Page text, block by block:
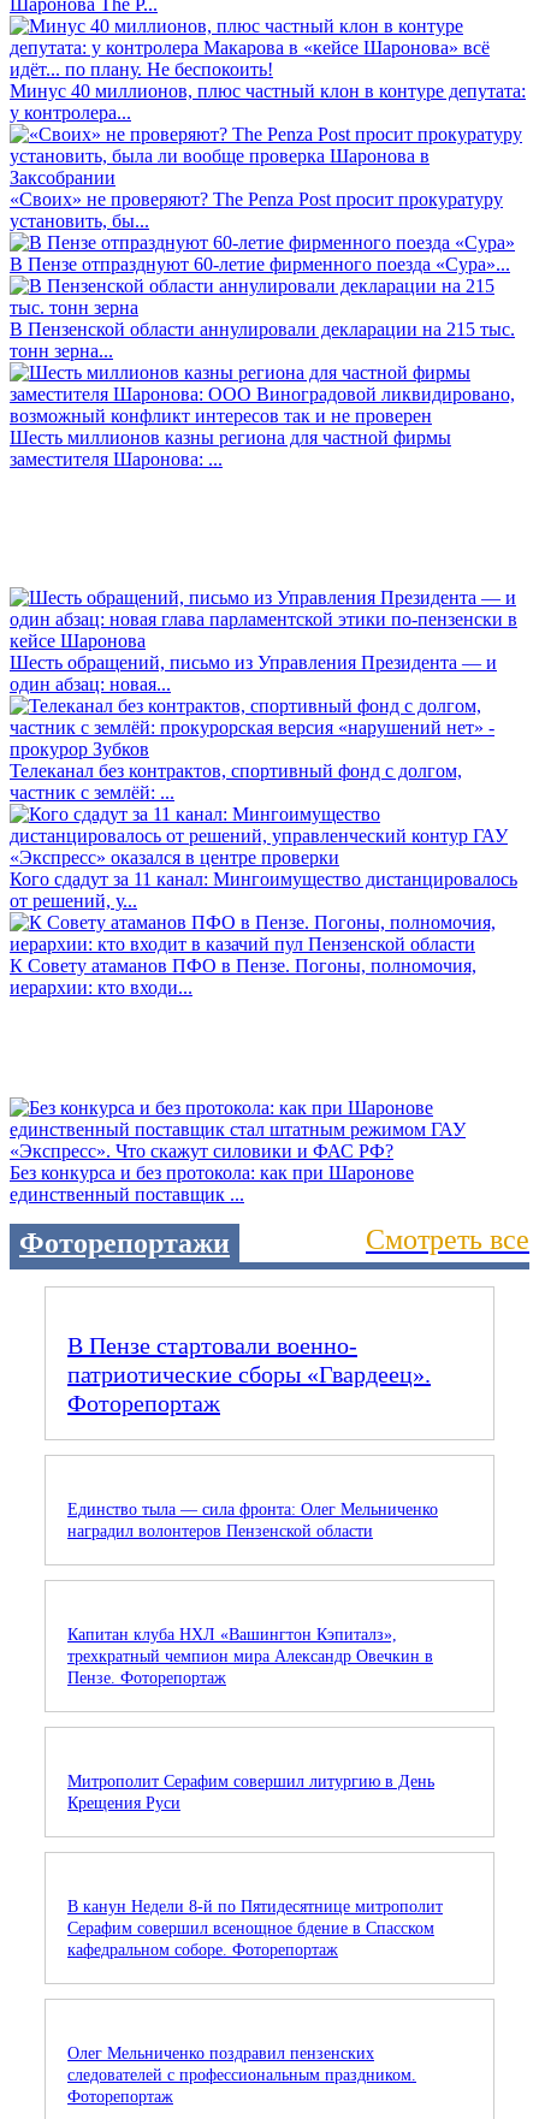
Шаронова The P...
Минус 40 миллионов, плюс частный клон в контуре депутата:
у контролера...
«Своих» не проверяют? The Penza Post просит прокуратуру
установить, бы...
В Пензе отпразднуют 60-летие фирменного поезда «Сура»...
В Пензенской области аннулировали декларации на 215 тыс.
тонн зерна...
Шесть миллионов казны региона для частной фирмы
заместителя Шаронова: ...
Шесть обращений, письмо из Управления Президента — и
один абзац: новая...
Телеканал без контрактов, спортивный фонд с долгом,
частник с землёй: ...
Кого сдадут за 11 канал: Мингоимущество дистанцировалось
от решений, у...
К Совету атаманов ПФО в Пензе. Погоны, полномочия,
иерархии: кто входи...
Без конкурса и без протокола: как при Шаронове
единственный поставщик ...
Фоторепортажи Смотреть все
В Пензе стартовали военно-
патриотические сборы «Гвардеец».
Фоторепортаж
Единство тыла — сила фронта: Олег Мельниченко
наградил волонтеров Пензенской области
Капитан клуба НХЛ «Вашингтон Кэпиталз»,
трехкратный чемпион мира Александр Овечкин в
Пензе. Фоторепортаж
Митрополит Серафим совершил литургию в День
Крещения Руси
В канун Недели 8-й по Пятидесятнице митрополит
Серафим совершил всенощное бдение в Спасском
кафедральном соборе. Фоторепортаж
Олег Мельниченко поздравил пензенских
следователей с профессиональным праздником.
Фоторепортаж